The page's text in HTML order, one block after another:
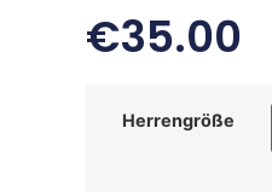
€35.00
Herrengröße